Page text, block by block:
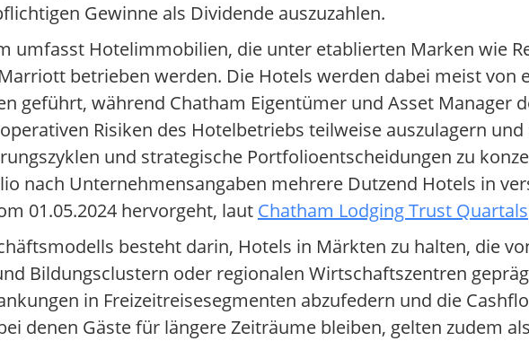
Gewinne als Dividende auszuzahlen.
umfasst Hotelimmobilien, die unter etablierten Marken wie
betrieben werden. Die Hotels werden dabei meist von
geführt, während Chatham Eigentümer und Asset Manager
Risiken des Hotelbetriebs teilweise auszulagern
und strategische Portfolioentscheidungen zu
nach Unternehmensangaben mehrere Dutzend Hotels in
01.05.2024 hervorgeht, laut Chatham Lodging Trust
besteht darin, Hotels in Märkten zu halten, die
Bildungsclustern oder regionalen Wirtschaftszentren
in Freizeitreisesegmenten abzufedern und die
denen Gäste für längere Zeiträume bleiben, gelten zudem